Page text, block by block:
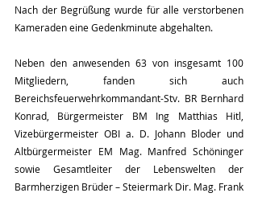
Nach der Begrüßung wurde für alle verstorbenen
Kameraden eine Gedenkminute abgehalten.
Neben den anwesenden 63 von insgesamt 100
Mitgliedern, fanden sich auch
Bereichsfeuerwehrkommandant-Stv. BR Bernhard
Konrad, Bürgermeister BM Ing Matthias Hitl,
Vizebürgermeister OBI a. D. Johann Bloder und
Altbürgermeister EM Mag. Manfred Schöninger
sowie Gesamtleiter der Lebenswelten der
Barmherzigen Brüder – Steiermark Dir. Mag. Frank